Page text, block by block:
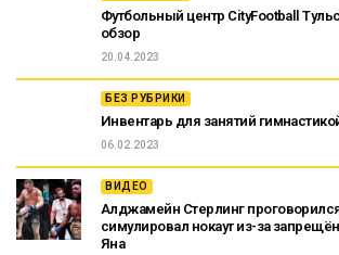
Футбольный центр CityFootball
обзор
20.04.2023
БЕЗ РУБРИКИ
Инвентарь для занятий
06.02.2023
ВИДЕО
Алджамейн Стерлинг
симулировал нокаут из-за
Яна